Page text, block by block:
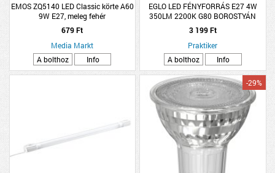
EMOS ZQ5140 LED Classic körte A60
9W E27, meleg fehér
679 Ft
Media Markt
A bolthoz
Info
EGLO LED FÉNYFORRÁS E27 4W
350LM 2200K G80 BOROSTYÁN
3 199 Ft
Praktiker
A bolthoz
Info
-29%